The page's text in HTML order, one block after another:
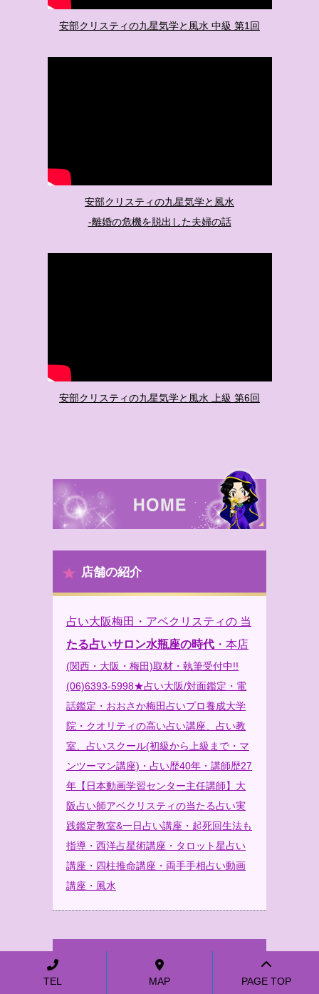
安部クリスティの九星気学と風水 中級 第1回
安部クリスティの九星気学と風水
-離婚の危機を脱出した夫婦の話
安部クリスティの九星気学と風水 上級 第6回
店舗の紹介
占い大阪梅田・アベクリスティの 当
たる占いサロン水瓶座の時代 ・本店
(関西・大阪・梅田)取材・執筆受付中!!
(06)6393-5998★占い大阪/対面鑑定・電
話鑑定・おおさか梅田占いプロ養成大学
院・クオリティの高い占い講座、占い教
室、占いスクール(初級から上級まで・マ
ンツーマン講座)・占い歴40年・講師歴27
年【日本動画学習センター主任講師】大
阪占い師アベクリスティの当たる占い実
践鑑定教室&一日占い講座・起死回生法も
指導・西洋占星術講座・タロット星占い
講座・四柱推命講座・両手手相占い動画
講座・風水
TEL MAP PAGE TOP